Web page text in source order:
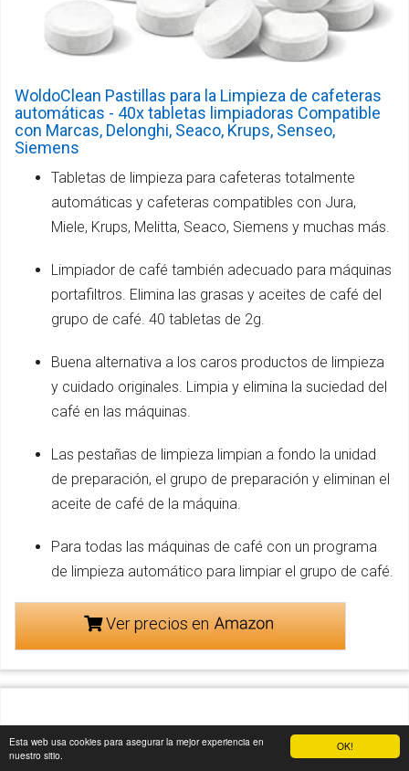
OK!
Esta web usa cookies para asegurar la mejor experiencia en
nuestro sitio.
WoldoClean Pastillas para la Limpieza de cafeteras
automáticas - 40x tabletas limpiadoras Compatible
con Marcas, Delonghi, Seaco, Krups, Senseo,
Siemens
Tabletas de limpieza para cafeteras totalmente
automáticas y cafeteras compatibles con Jura,
Miele, Krups, Melitta, Seaco, Siemens y muchas más.
Limpiador de café también adecuado para máquinas
portafiltros. Elimina las grasas y aceites de café del
grupo de café. 40 tabletas de 2g.
Buena alternativa a los caros productos de limpieza
y cuidado originales. Limpia y elimina la suciedad del
café en las máquinas.
Las pestañas de limpieza limpian a fondo la unidad
de preparación, el grupo de preparación y eliminan el
aceite de café de la máquina.
Para todas las máquinas de café con un programa
de limpieza automático para limpiar el grupo de café.
Ver precios en